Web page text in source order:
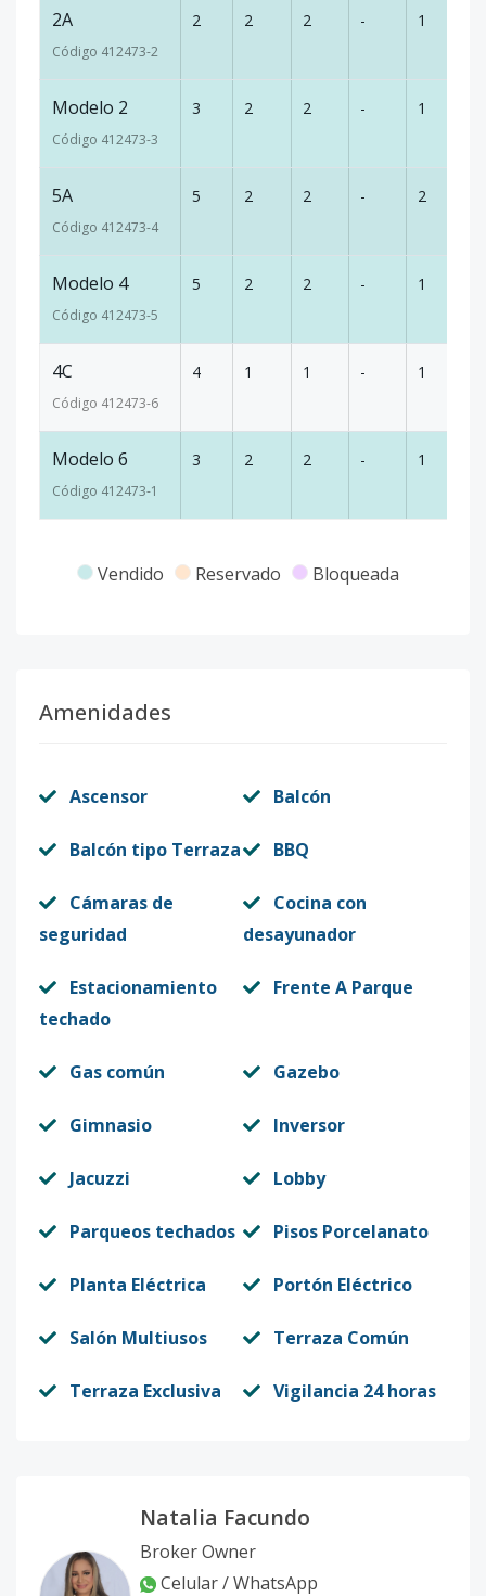
2A
Código 412473-2
2 2 2 - 1
Modelo 2
Código 412473-3
3 2 2 - 1
5A
Código 412473-4
5 2 2 - 2
Modelo 4
Código 412473-5
5 2 2 - 1
4C
Código 412473-6
4 1 1 - 1
Modelo 6
Código 412473-1
3 2 2 - 1
Vendido Reservado Bloqueada
Amenidades
Ascensor Balcón
Balcón tipo Terraza BBQ
Cámaras de
seguridad
Cocina con
desayunador
Estacionamiento
techado
Frente A Parque
Gas común Gazebo
Gimnasio Inversor
Jacuzzi Lobby
Parqueos techados Pisos Porcelanato
Planta Eléctrica Portón Eléctrico
Salón Multiusos Terraza Común
Terraza Exclusiva Vigilancia 24 horas
Natalia Facundo
Broker Owner
Celular / WhatsApp